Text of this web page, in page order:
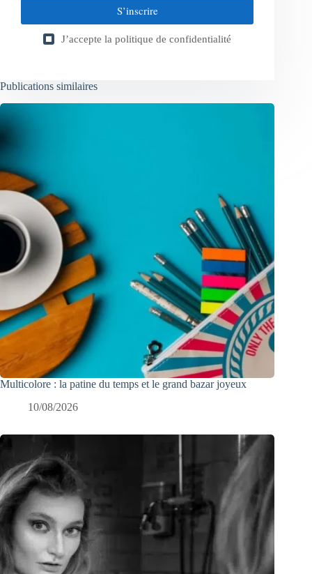
S’inscrire
J’accepte la politique de confidentialité
Publications similaires
Multicolore : la patine du temps et le grand bazar joyeux
10/08/2026